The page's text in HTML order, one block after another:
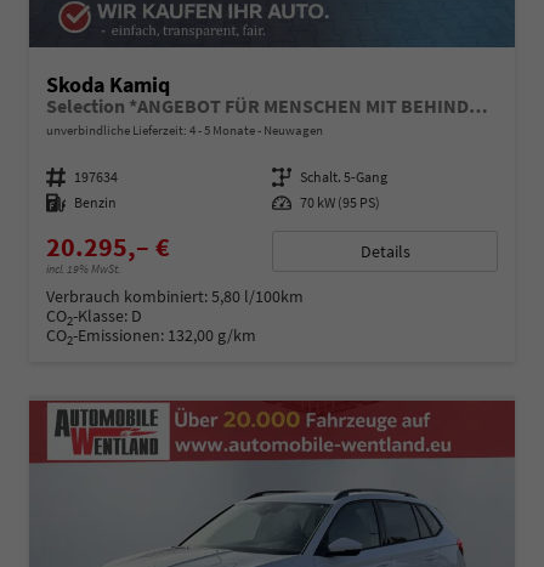
Skoda Kamiq
Selection *ANGEBOT FÜR MENSCHEN MIT BEHINDERUNG AB 50%! 1.0 TSI 95PS, Klimaanlage, Sitzheizung, Parksensoren hinten, LED-Scheinwerfer, Tempomat, Infotainment 8", Virtual Cockpit Nebelscheinwerfer, Dachreling
unverbindliche Lieferzeit: 4 - 5 Monate Neuwagen
Fahrzeugnummer 197634 Getriebe Schalt. 5-Gang
Kraftstoff Benzin Leistung 70 kW (95 PS)
20.295,– €
incl. 19% MwSt.
Details
Verbrauch kombiniert:5,80 l/100km
CO2-Klasse: D
CO2-Emissionen: 132,00 g/km